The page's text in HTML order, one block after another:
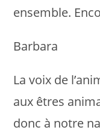
ensemble.
Barbara
La voix de
aux êtres
donc à notre